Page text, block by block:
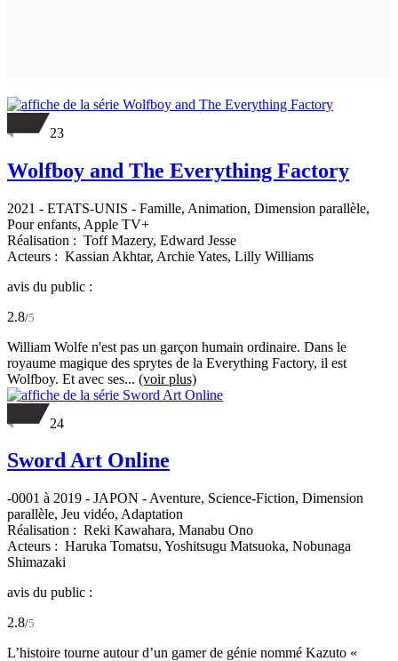
23
Wolfboy and The Everything Factory
2021 - ETATS-UNIS - Famille, Animation, Dimension parallèle,
Pour enfants, Apple TV+
Réalisation : Toff Mazery, Edward Jesse
Acteurs : Kassian Akhtar, Archie Yates, Lilly Williams
avis du public :
2.8/5
William Wolfe n'est pas un garçon humain ordinaire. Dans le
royaume magique des sprytes de la Everything Factory, il est
Wolfboy. Et avec ses... (voir plus)
24
Sword Art Online
-0001 à 2019 - JAPON - Aventure, Science-Fiction, Dimension
parallèle, Jeu vidéo, Adaptation
Réalisation : Reki Kawahara, Manabu Ono
Acteurs : Haruka Tomatsu, Yoshitsugu Matsuoka, Nobunaga
Shimazaki
avis du public :
2.8/5
L’histoire tourne autour d’un gamer de génie nommé Kazuto «